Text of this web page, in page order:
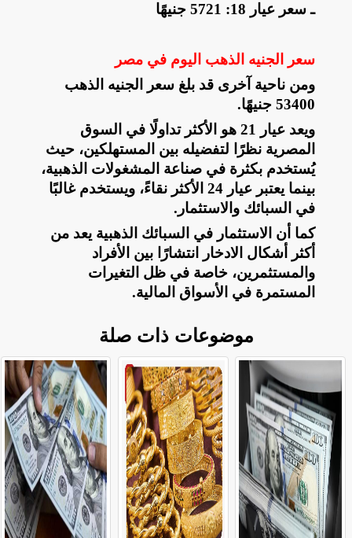
ـ سعر عيار 18: 5721 جنيهًا
سعر الجنيه الذهب اليوم في مصر
ومن ناحية آخرى قد بلغ سعر الجنيه الذهب
53400 جنيهًا
.
ويعد عيار 21 هو الأكثر تداولًا في السوق
المصرية نظرًا لتفضيله بين المستهلكين، حيث
يُستخدم بكثرة في صناعة المشغولات الذهبية،
بينما يعتبر عيار 24 الأكثر نقاءً، ويستخدم غالبًا
في السبائك والاستثمار .
كما أن الاستثمار في السبائك الذهبية يعد من
أكثر أشكال الادخار انتشارًا بين الأفراد
والمستثمرين، خاصة في ظل التغيرات
المستمرة في الأسواق المالية.
موضوعات ذات صلة